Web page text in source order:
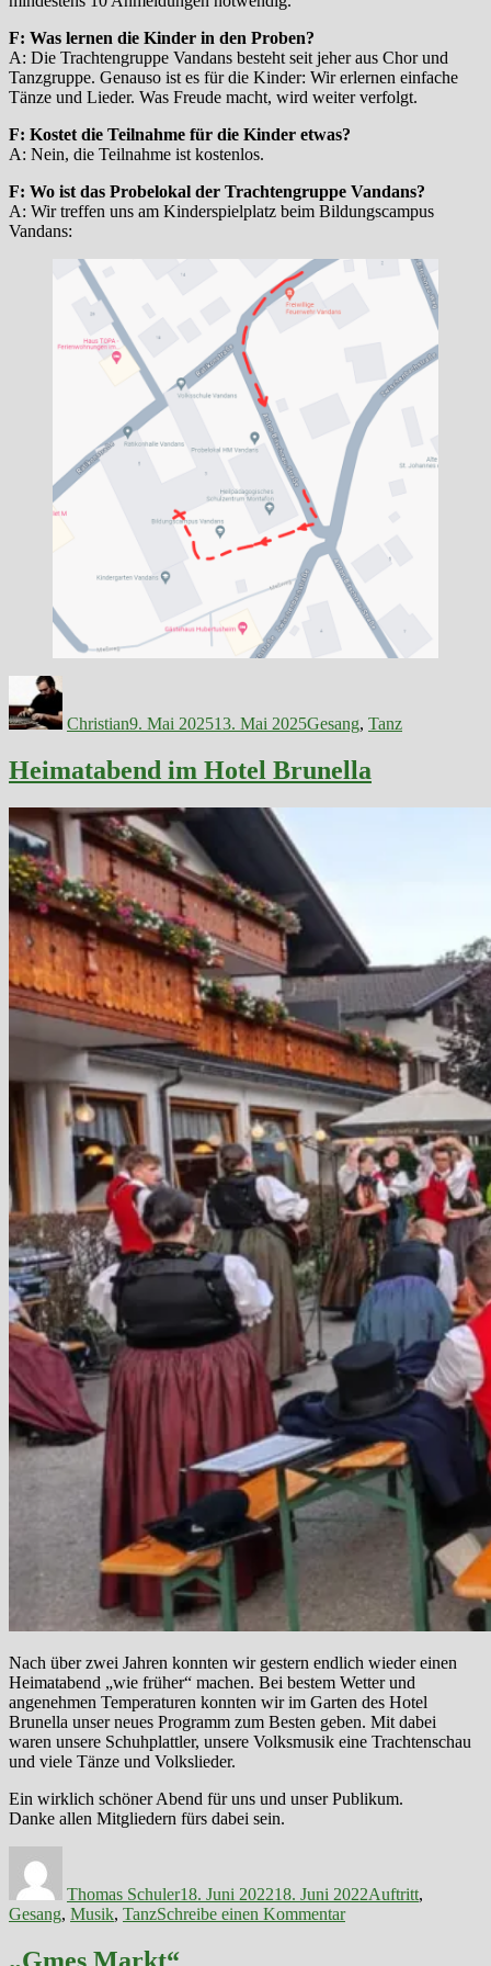
F: Was lernen die Kinder in den Proben?
A: Die Trachtengruppe Vandans besteht seit jeher aus Chor und
Tanzgruppe. Genauso ist es für die Kinder: Wir erlernen einfache
Tänze und Lieder. Was Freude macht, wird weiter verfolgt.
F: Kostet die Teilnahme für die Kinder etwas?
A: Nein, die Teilnahme ist kostenlos.
F: Wo ist das Probelokal der Trachtengruppe Vandans?
A: Wir treffen uns am Kinderspielplatz beim Bildungscampus
Vandans:
Christian9. Mai 202513. Mai 2025Gesang, Tanz
Heimatabend im Hotel Brunella
Nach über zwei Jahren konnten wir gestern endlich wieder einen
Heimatabend „wie früher“ machen. Bei bestem Wetter und
angenehmen Temperaturen konnten wir im Garten des Hotel
Brunella unser neues Programm zum Besten geben. Mit dabei
waren unsere Schuhplattler, unsere Volksmusik eine Trachtenschau
und viele Tänze und Volkslieder.
Ein wirklich schöner Abend für uns und unser Publikum.
Danke allen Mitgliedern fürs dabei sein.
Thomas Schuler18. Juni 202218. Juni 2022Auftritt,
Gesang, Musik, TanzSchreibe einen Kommentarzu